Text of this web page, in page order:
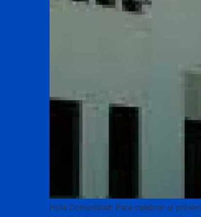
Hola Comunidad: Para celebrar el